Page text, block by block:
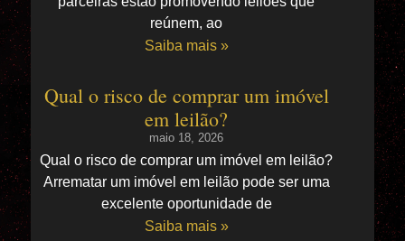
reúnem, ao
Saiba mais »
Qual o risco de comprar um imóvel
em leilão?
maio 18, 2026
Qual o risco de comprar um imóvel em leilão?
Arrematar um imóvel em leilão pode ser uma
excelente oportunidade de
Saiba mais »